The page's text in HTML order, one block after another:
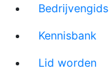
Bedrijvengids
Kennisbank
Lid worden